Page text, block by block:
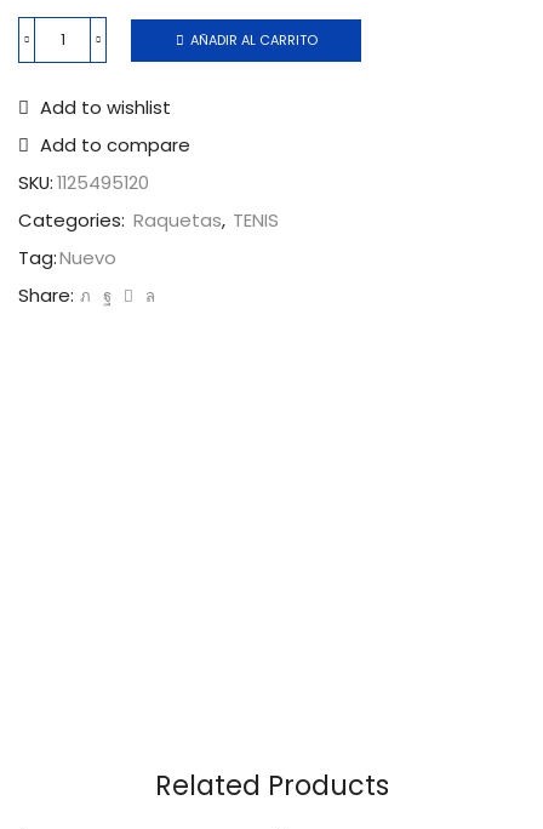
AÑADIR AL CARRITO
Add to wishlist
Add to compare
SKU:1125495120
Categories: Raquetas, TENIS
Tag:Nuevo
Share:
Related Products